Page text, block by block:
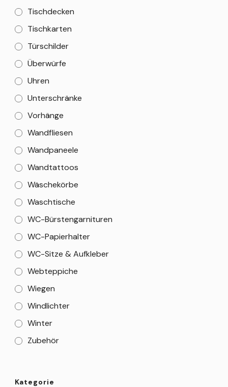
Tischdecken
Tischkarten
Türschilder
Überwürfe
Uhren
Unterschränke
Vorhänge
Wandfliesen
Wandpaneele
Wandtattoos
Wäschekörbe
Waschtische
WC-Bürstengarnituren
WC-Papierhalter
WC-Sitze & Aufkleber
Webteppiche
Wiegen
Windlichter
Winter
Zubehör
Kategorie